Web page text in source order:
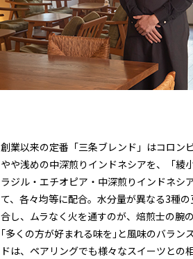
創業以来の定番「三条ブレンド」はコロン
やや浅めの中深煎りインドネシアを、「綾
ラジル・エチオピア・中深煎りインドネシ
て、各々均等に配合。水分量が異なる3種
合し、ムラなく火を通すのが、焙煎士の腕
｢多くの方が好まれる味を｣と風味のバラン
ドは、ペアリングでも様々なスイーツとの